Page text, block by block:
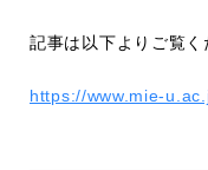
記事は以下よりご覧く
https://www.mie-